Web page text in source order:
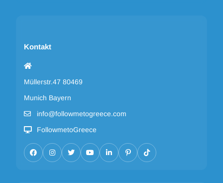
Kontakt
Müllerstr.47 80469
Munich Bayern
info@followmetogreece.com
FollowmetoGreece